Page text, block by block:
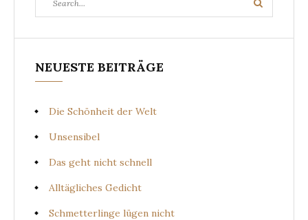
for:
Search
NEUESTE BEITRÄGE
Die Schönheit der Welt
Unsensibel
Das geht nicht schnell
Alltägliches Gedicht
Schmetterlinge lügen nicht